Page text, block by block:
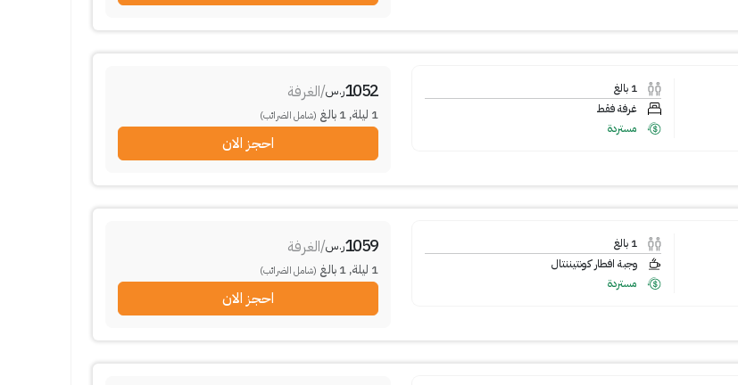
1 بالغ
غرفة فقط
مستردة
1052ر.س/الغرفة
1 ليلة,
1 بالغ (شامل الضرائب)
احجز الان
1 بالغ
وجبة افطار كونتيننتال
مستردة
1059ر.س/الغرفة
1 ليلة,
1 بالغ (شامل الضرائب)
احجز الان